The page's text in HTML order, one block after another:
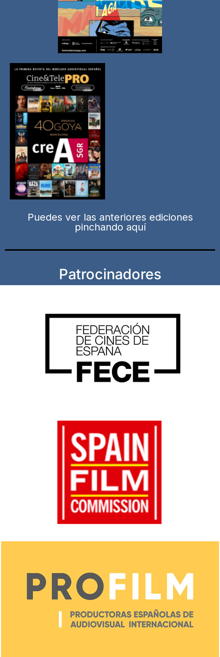
Puedes ver las anteriores ediciones
pinchando aquí
Patrocinadores